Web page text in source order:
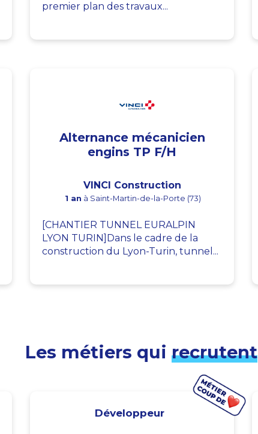
premier plan des travaux...
Alternance mécanicien
engins TP F/H
VINCI Construction
1 an à Saint-Martin-de-la-Porte (73)
[CHANTIER TUNNEL EURALPIN
LYON TURIN]Dans le cadre de la
construction du Lyon-Turin, tunnel...
Les métiers qui recrutent
Développeur